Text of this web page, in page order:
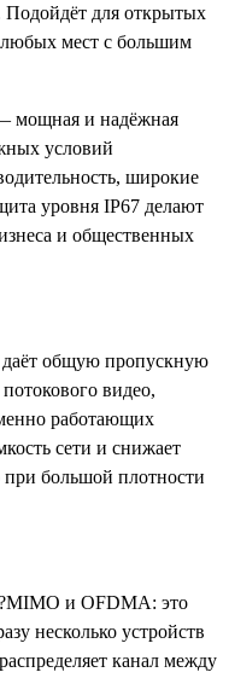
Подойдёт для открытых
мест с большим
мощная и надёжная
условий
широкие
уровня IP67 делают
и общественных
общую пропускную
видео,
работающих
сети и снижает
большой плотности
и OFDMA: это
несколько устройств
канал между